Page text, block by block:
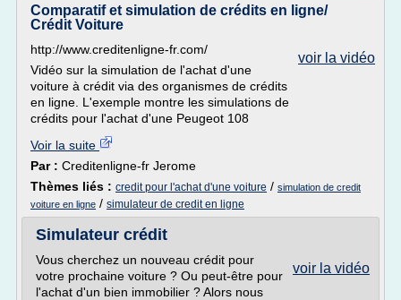
Comparatif et simulation de crédits en ligne/
Crédit Voiture
voir la vidéo
http://www.creditenligne-fr.com/
Vidéo sur la simulation de l'achat d'une
voiture à crédit via des organismes de crédits
en ligne. L'exemple montre les simulations de
crédits pour l'achat d'une Peugeot 108
Voir la suite
Par : Creditenligne-fr Jerome
Thèmes liés : credit pour l'achat d'une voiture / simulation de credit
voiture en ligne / simulateur de credit en ligne
Simulateur crédit
voir la vidéo
Vous cherchez un nouveau crédit pour
votre prochaine voiture ? Ou peut-être pour
l'achat d'un bien immobilier ? Alors nous